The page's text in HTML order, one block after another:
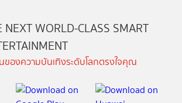
NEXT WORLD-CLASS SMART
ของความบันเทิงระดับโลกตรงใจคุณ